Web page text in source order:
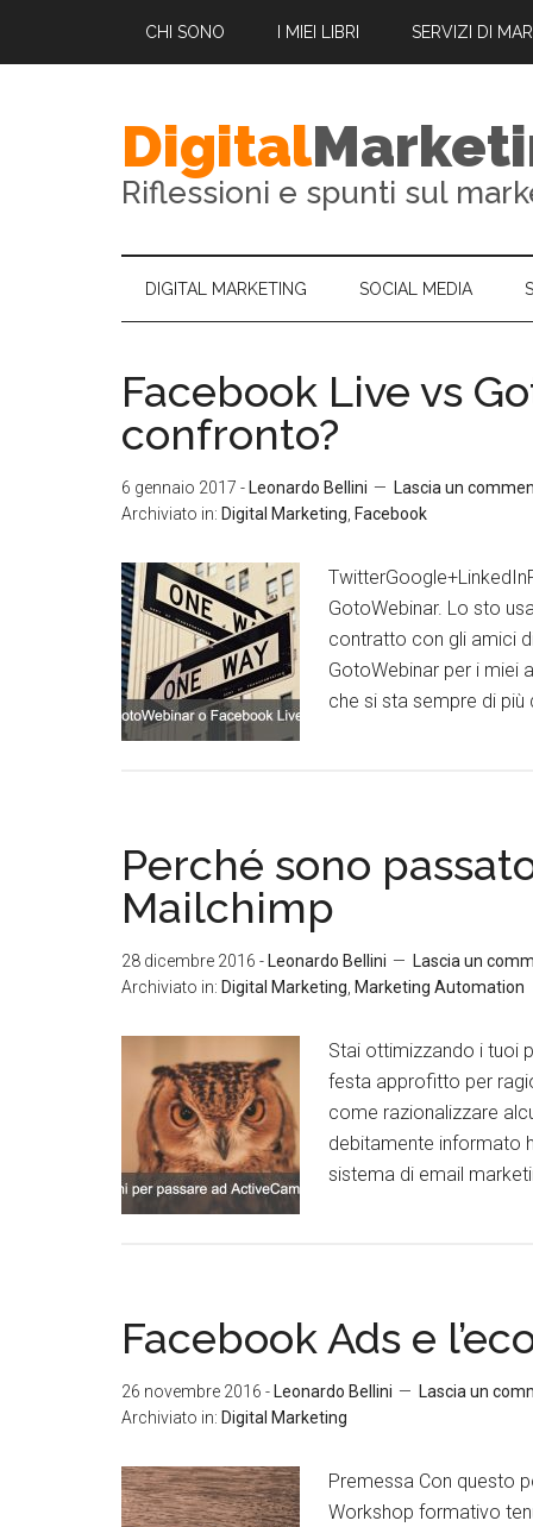
CHI SONO I MIEI LIBRI SERVIZI DI
Digital
Riflessioni e spunti sul
DIGITAL MARKETING SOCIAL MEDIA
Facebook Live vs
confronto?
6 gennaio 2017 - Leonardo Bellini
Lascia un
Archiviato in: Digital Marketing Facebook
GotoWebinar. Lo sto
contratto con gli amici
GotoWebinar per i miei
che si sta sempre di più
Perché sono
Mailchimp
28 dicembre 2016 - Leonardo Bellini
Lascia un
Archiviato in: Digital Marketing Marketing Automation
Stai ottimizzando i tuoi
festa approfitto per
come razionalizzare
debitamente informato
sistema di email
Facebook Ads e
26 novembre 2016 - Leonardo Bellini
Lascia un
Archiviato in: Digital Marketing
Premessa Con questo
Workshop formativo